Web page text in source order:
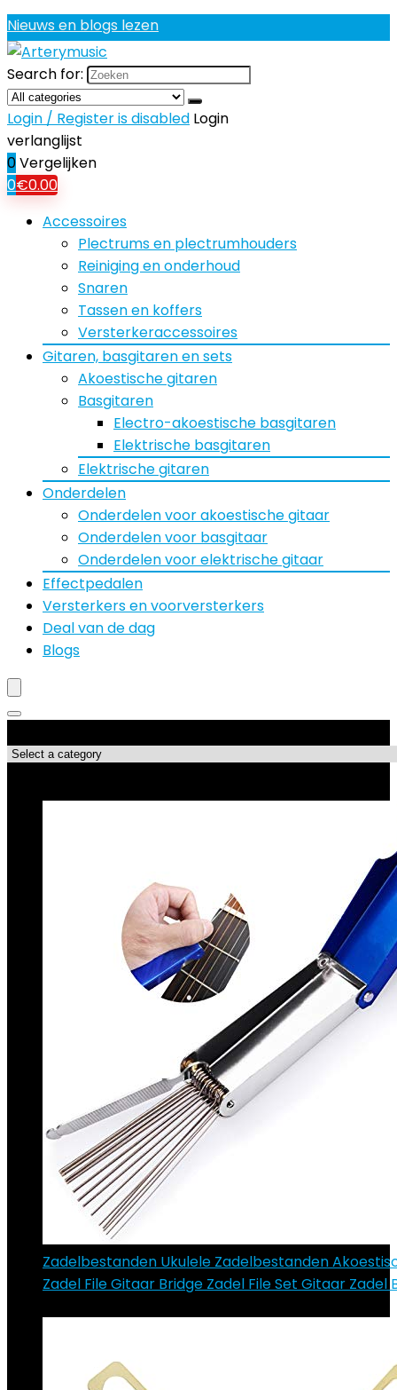
Nieuws en blogs lezen
Search for:
Login / Register is disabled Login
verlanglijst
0Vergelijken
0€0.00
Accessoires
Plectrums en plectrumhouders
Reiniging en onderhoud
Snaren
Tassen en koffers
Versterkeraccessoires
Gitaren, basgitaren en sets
Akoestische gitaren
Basgitaren
Electro-akoestische basgitaren
Elektrische basgitaren
Elektrische gitaren
Onderdelen
Onderdelen voor akoestische gitaar
Onderdelen voor basgitaar
Onderdelen voor elektrische gitaar
Effectpedalen
Versterkers en voorversterkers
Deal van de dag
Blogs
Zadelbestanden Ukulele Zadelbestanden
Zadel File Gitaar Bridge Zadel File Set Gitaar Zadel